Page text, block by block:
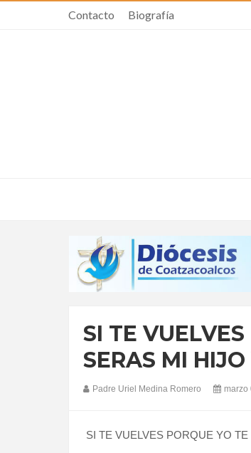
Contacto Biografía
SI TE
SERAS MI
Padre Uriel Medina Romero marzo
SI TE VUELVES PORQUE YO